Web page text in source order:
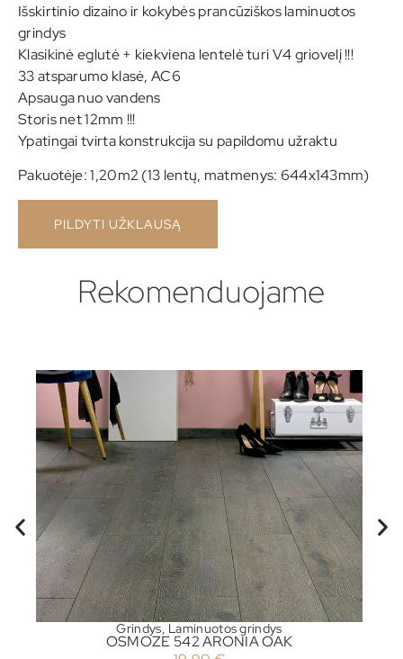
Išskirtinio dizaino ir kokybės prancūziškos laminuotos
grindys
Klasikinė eglutė + kiekviena lentelė turi V4 griovelį !!!
33 atsparumo klasė, AC6
Apsauga nuo vandens
Storis net 12mm !!!
Ypatingai tvirta konstrukcija su papildomu užraktu
Pakuotėje: 1,20m2 (13 lentų, matmenys: 644x143mm)
PILDYTI UŽKLAUSĄ
Rekomenduojame
Grindys Laminuotos grindys
OSMOZE 542 ARONIA OAK